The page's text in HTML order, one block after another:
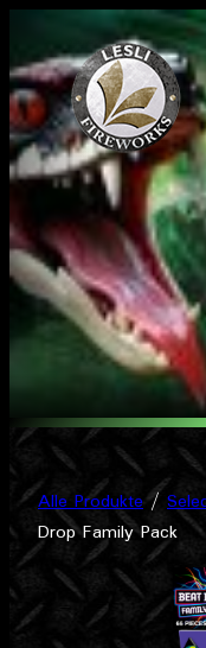
Inhalt
springen
Alle Produkte/
Drop Family Pack